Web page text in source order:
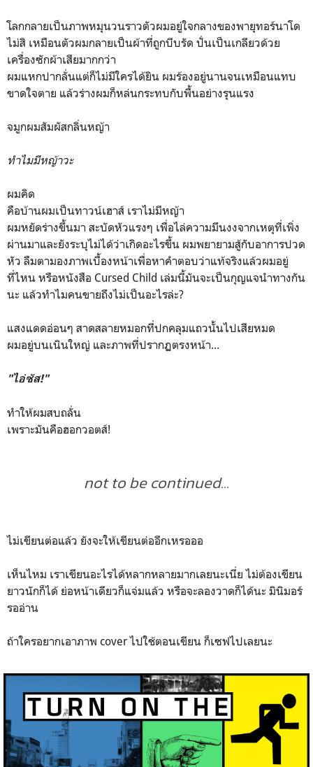
โลกกลายเป็นภาพหมุนวนราวตัวผมอยู่ใจกลางของพายุทอร์นาโด
ไม่สิ เหมือนตัวผมกลายเป็นผ้าที่ถูกบีบรัด ปั่นเป็นเกลียวด้วย
เครื่องซักผ้าเสียมากกว่า
ผมแหกปากลั่นแต่ก็ไม่มีใครได้ยิน ผมร้องอยู่นานจนเหมือนแทบ
ขาดใจตาย แล้วร่างผมก็หล่นกระทบกับพื้นอย่างรุนแรง
จมูกผมสัมผัสกลิ่นหญ้า
ทำไมมีหญ้าวะ
ผมคิด
คือบ้านผมเป็นทาวน์เฮาส์ เราไม่มีหญ้า
ผมหยัดร่างขึ้นมา สะบัดหัวแรงๆ เพื่อไล่ความมึนงงจากเหตุที่เพิ่ง
ผ่านมาและยังระบุไม่ได้ว่าเกิดอะไรขึ้น ผมพยายามสู้กับอาการปวด
หัว ลืมตามองภาพเบื้องหน้าเพื่อหาคำตอบว่าแท้จริงแล้วผมอยู่
ที่ไหน หรือหนังสือ Cursed Child เล่มนี้มันจะเป็นกุญแจนำทางกัน
นะ แล้วทำไมคนขายถึงไม่เป็นอะไรล่ะ?
แสงแดดอ่อนๆ สาดสลายหมอกที่ปกคลุมแถวนั้นไปเสียหมด
ผมอยู่บนเนินใหญ่ และภาพที่ปรากฏตรงหน้า...
"ไอ่ซัส!"
ทำให้ผมสบถลั่น
เพราะมันคือฮอกวอตส์!
not to be continued...
ไม่เขียนต่อแล้ว ยังจะให้เขียนต่ออีกเหรอออ
เห็นไหม เราเขียนอะไรได้หลากหลายมากเลยนะเนี่ย ไม่ต้องเขียน
ยาวนักก็ได้ ย่อหน้าเดียวก็แจ่มแล้ว หรือจะลองวาดก็ได้นะ มินิมอร์
รออ่าน
ถ้าใครอยากเอาภาพ cover ไปใช้ตอนเขียน ก็เซฟไปเลยนะ